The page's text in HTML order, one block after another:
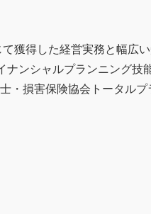
獲得した経営実務と幅広
ンシャルプランニング技
・損害保険協会トータル